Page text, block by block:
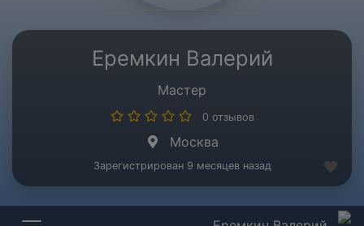
Еремкин Валерий
Мастер
0 отзывов
Москва
Зарегистрирован 9 месяцев назад